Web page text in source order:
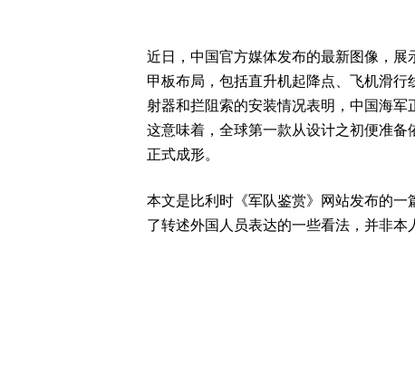
近日，中国官方媒体发布的最新图像，展
甲板布局，包括直升机起降点、飞机滑
射器和拦阻索的安装情况表明，中国海军
这意味着，全球第一款从设计之初便准
正式成形。
本文是比利时《军队鉴赏》网站发布的
了转述外国人员表达的一些看法，并非本